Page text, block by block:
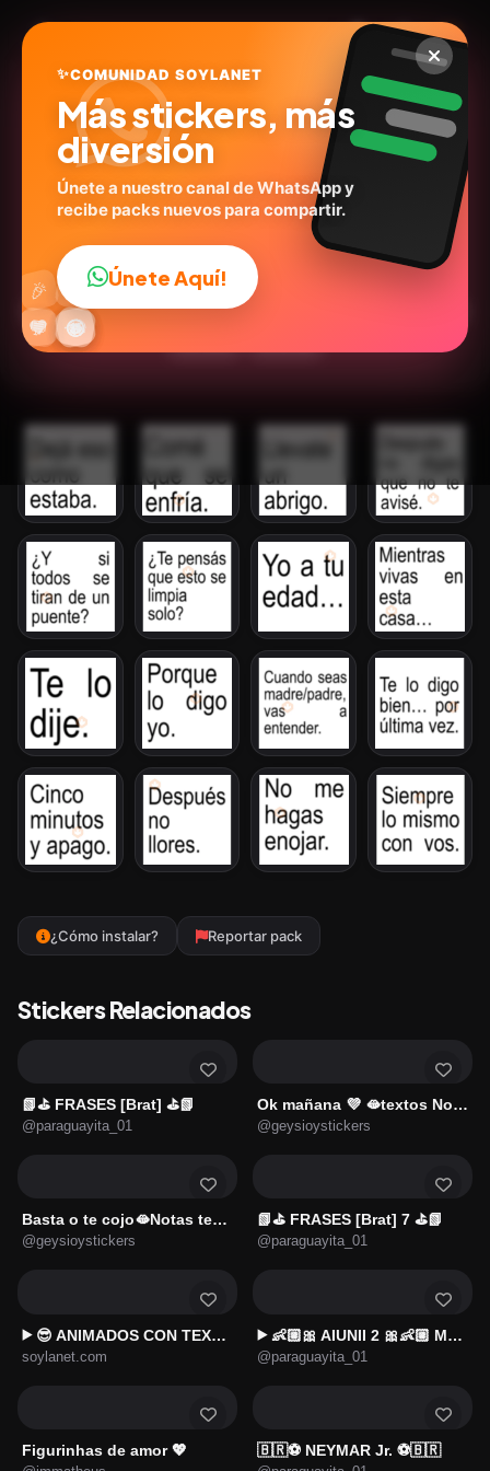
Textos Brat de Mamá🪧✨
@stiker_art_2024
16stickers 💬Frases Expresiones
¿Cómo instalar? Reportar pack
Stickers Relacionados
📗⛳ FRASES [Brat] ⛳📗
@paraguayita_01
Ok mañana 💜 🫦textos Notas ✨
@geysioystickers
Basta o te cojo🫦Notas textos✨
@geysioystickers
📗⛳ FRASES [Brat] 7 ⛳📗
@paraguayita_01
▶️ 😎 ANIMADOS CON TEXTOS 2 😎
soylanet.com
▶️ 👶🏼🎀 AIUNII 2 🎀👶🏼 Mamasota
@paraguayita_01
Figurinhas de amor 💖 🇧🇷⚽️ NEYMAR Jr. ⚽️🇧🇷
😎
😂
🔥
💬
❤️ ✨
🤩
😜
🎉 👍
✨COMUNIDAD SOYLANET
Más stickers, más
diversión
Únete a nuestro canal de WhatsApp y
recibe packs nuevos para compartir.
Únete Aquí!